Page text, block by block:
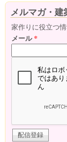
メルマガ・
家作りに役立つ
メール*